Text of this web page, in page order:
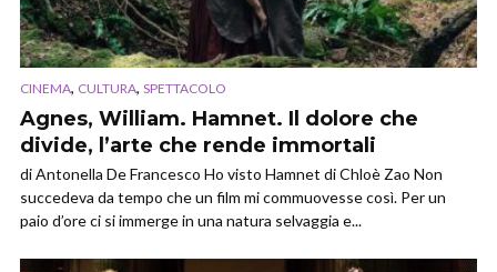
CINEMA, CULTURA, SPETTACOLO
Agnes, William. Hamnet. Il dolore che
divide, l’arte che rende immortali
di Antonella De Francesco Ho visto Hamnet di Chloè Zao Non
succedeva da tempo che un film mi commuovesse così. Per un
paio d’ore ci si immerge in una natura selvaggia e...